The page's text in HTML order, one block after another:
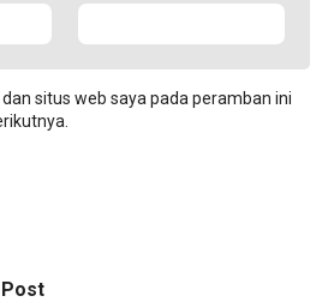
situs web saya pada peramban ini